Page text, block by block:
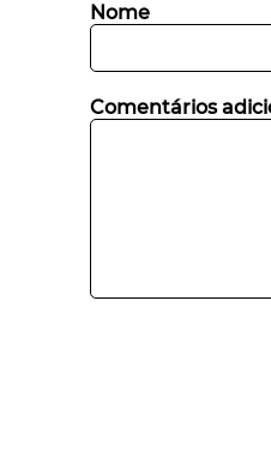
Nome
Comentários